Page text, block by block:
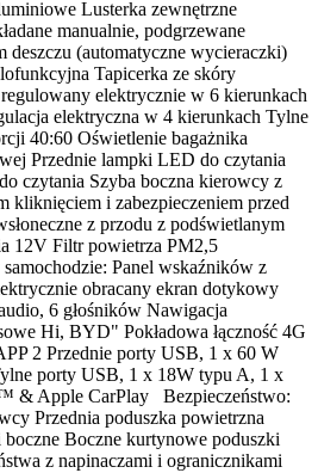
Lusterka zewnętrzne
manualnie, podgrzewane
deszczu (automatyczne wycieraczki)
Tapicerka ze skóry
elektrycznie w 6 kierunkach
elektryczna w 4 kierunkach Tylne
40:60 Oświetlenie bagażnika
Przednie lampki LED do czytania
czytania Szyba boczna kierowcy z
kliknięciem i zabezpieczeniem przed
z przodu z podświetlanym
12V Filtr powietrza PM2,5
Panel wskaźników z
obracany ekran dotykowy
6 głośników Nawigacja
Hi, BYD" Pokładowa łączność 4G
2 Przednie porty USB, 1 x 60 W
porty USB, 1 x 18W typu A, 1 x
& Apple CarPlay Bezpieczeństwo:
Przednia poduszka powietrzna
boczne Boczne kurtynowe poduszki
z napinaczami i ogranicznikami